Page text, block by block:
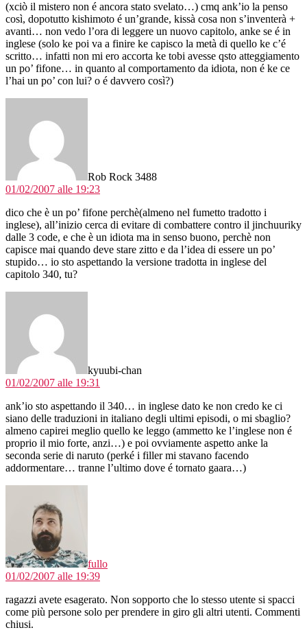
(xciò il mistero non é ancora stato svelato…) cmq ank’io la penso
così, dopotutto kishimoto é un’grande, kissà cosa non s’inventerà +
avanti… non vedo l’ora di leggere un nuovo capitolo, anke se é in
inglese (solo ke poi va a finire ke capisco la metà di quello ke c’é
scritto… infatti non mi ero accorta ke tobi avesse qsto atteggiamento
un po’ fifone… in quanto al comportamento da idiota, non é ke ce
l’hai un po’ con lui? o é davvero così?)
Rob Rock 3488
01/02/2007 alle 19:23
dico che è un po’ fifone perchè(almeno nel fumetto tradotto i
inglese), all’inizio cerca di evitare di combattere contro il jinchuuriky
dalle 3 code, e che è un idiota ma in senso buono, perchè non
capisce mai quando deve stare zitto e da l’idea di essere un po’
stupido… io sto aspettando la versione tradotta in inglese del
capitolo 340, tu?
kyuubi-chan
01/02/2007 alle 19:31
ank’io sto aspettando il 340… in inglese dato ke non credo ke ci
siano delle traduzioni in italiano degli ultimi episodi, o mi sbaglio?
almeno capirei meglio quello ke leggo (ammetto ke l’inglese non é
proprio il mio forte, anzi…) e poi ovviamente aspetto anke la
seconda serie di naruto (perké i filler mi stavano facendo
addormentare… tranne l’ultimo dove é tornato gaara…)
fullo
01/02/2007 alle 19:39
ragazzi avete esagerato. Non sopporto che lo stesso utente si spacci
come più persone solo per prendere in giro gli altri utenti. Commenti
chiusi.